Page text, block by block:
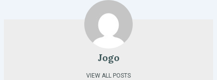
Jogo
VIEW ALL POSTS